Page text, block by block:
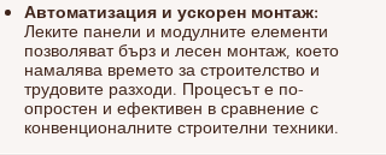
Автоматизация и ускорен монтаж:
Леките панели и модулните елементи
позволяват бърз и лесен монтаж, което
намалява времето за строителство и
трудовите разходи. Процесът е по-
опростен и ефективен в сравнение с
конвенционалните строителни техники.